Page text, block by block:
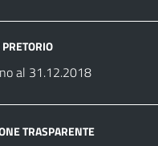
al 31.12.2018
TRASPARENTE